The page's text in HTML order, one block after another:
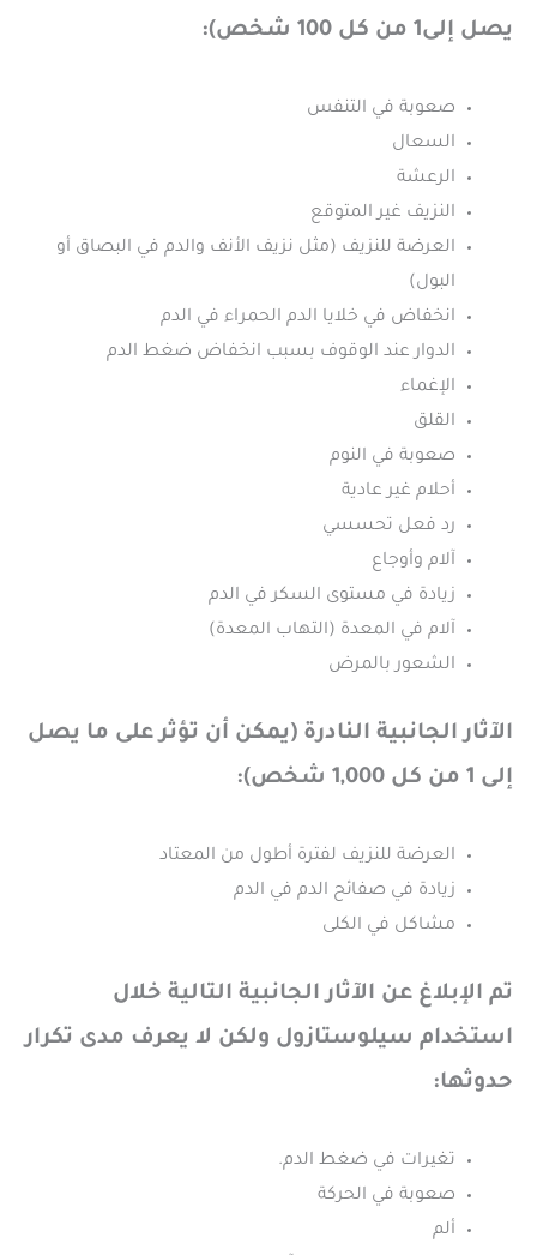
يصل إلى1 من كل 100 شخص):
صعوبة في التنفس
السعال
الرعشة
النزيف غير المتوقع
العرضة للنزيف (مثل نزيف الأنف والدم في البصاق أو
البول)
انخفاض في خلايا الدم الحمراء في الدم
الدوار عند الوقوف بسبب انخفاض ضغط الدم
الإغماء
القلق
صعوبة في النوم
أحلام غير عادية
رد فعل تحسسي
آلام وأوجاع
زيادة في مستوى السكر في الدم
آلام في المعدة (التهاب المعدة)
الشعور بالمرض
الآثار الجانبية النادرة (يمكن أن تؤثر على ما يصل
إلى 1 من كل 1,000 شخص):
العرضة للنزيف لفترة أطول من المعتاد
زيادة في صفائح الدم في الدم
مشاكل في الكلى
تم الإبلاغ عن الآثار الجانبية التالية خلال
استخدام سيلوستازول ولكن لا يعرف مدى تكرار
حدوثها:
تغيرات في ضغط الدم.
صعوبة في الحركة
ألم